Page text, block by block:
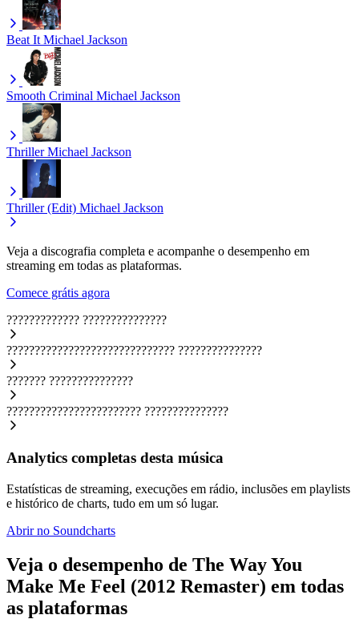
Beat It Michael Jackson
Smooth Criminal Michael Jackson
Thriller Michael Jackson
Thriller (Edit) Michael Jackson
Veja a discografia completa e acompanhe o desempenho em
streaming em todas as plataformas.
Comece grátis agora
????????????? ???????????????
?????????????????????????????? ???????????????
??????? ???????????????
???????????????????????? ???????????????
Analytics completas desta música
Estatísticas de streaming, execuções em rádio, inclusões em playlists
e histórico de charts, tudo em um só lugar.
Abrir no Soundcharts
Veja o desempenho de The Way You
Make Me Feel (2012 Remaster) em todas
as plataformas